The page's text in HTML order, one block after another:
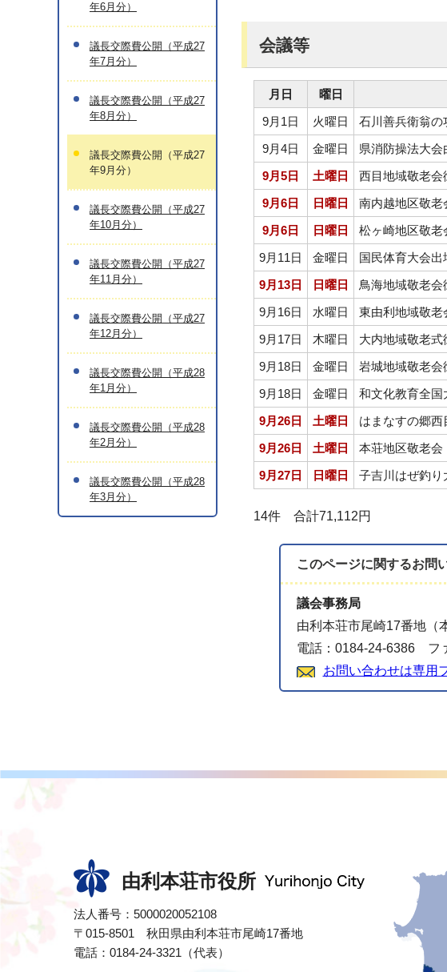
会議等
月日 曜日
9月1日
火曜日 石川善兵衛翁
9月4日
金曜日 県消防操法大
9月5日
土曜日 西目地域敬老会
9月6日
日曜日 南内越地区敬老
9月6日
日曜日 松ヶ崎地区敬老
9月11日
金曜日 国民体育大会出
9月13日
日曜日 鳥海地域敬老会
9月16日
水曜日 東由利地域敬老
9月17日
木曜日 大内地域敬老式
9月18日
金曜日 岩城地域敬老会
9月18日
金曜日 和文化教育全
9月26日
土曜日 はまなすの郷
9月26日
土曜日 本荘地区敬老会
9月27日
日曜日 子吉川はぜ釣り
14件 合計71,112円
このページに関するお問
議会事務局
由利本荘市尾崎17番地（
電話：0184-24-6386 フ
お問い合わせは専用
年6月分）
議長交際費公開（平成27
年7月分）
議長交際費公開（平成27
年8月分）
議長交際費公開（平成27
年9月分）
議長交際費公開（平成27
年10月分）
議長交際費公開（平成27
年11月分）
議長交際費公開（平成27
年12月分）
議長交際費公開（平成28
年1月分）
議長交際費公開（平成28
年2月分）
議長交際費公開（平成28
年3月分）
由利本荘市役所
法人番号：5000020052108
〒015-8501 秋田県由利本荘市尾崎17番地
電話：0184-24-3321（代表）